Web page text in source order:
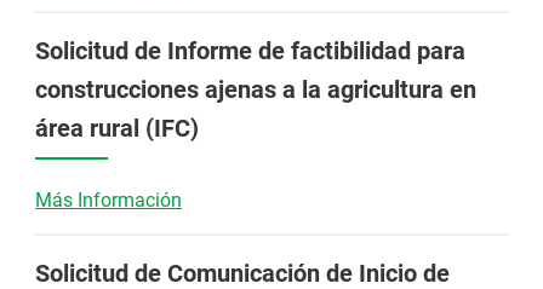
Solicitud de Informe de factibilidad para
construcciones ajenas a la agricultura en
área rural (IFC)
Más Información
Solicitud de Comunicación de Inicio de